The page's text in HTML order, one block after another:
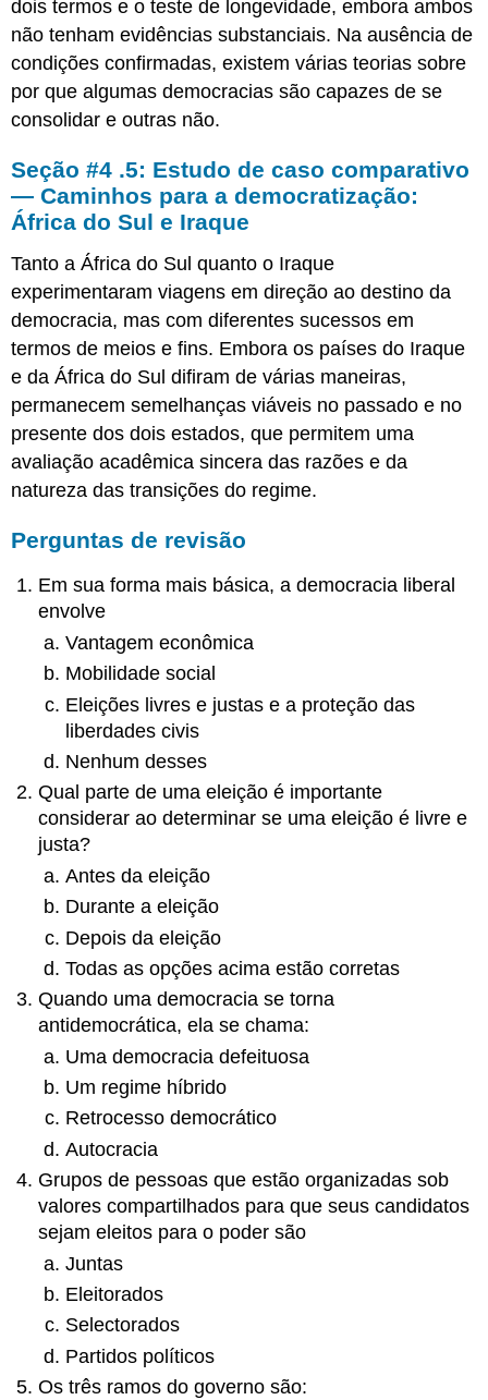
dois termos e o teste de longevidade, embora ambos
não tenham evidências substanciais. Na ausência de
condições confirmadas, existem várias teorias sobre
por que algumas democracias são capazes de se
consolidar e outras não.
Seção #4 .5: Estudo de caso comparativo
— Caminhos para a democratização:
África do Sul e Iraque
Tanto a África do Sul quanto o Iraque
experimentaram viagens em direção ao destino da
democracia, mas com diferentes sucessos em
termos de meios e fins. Embora os países do Iraque
e da África do Sul difiram de várias maneiras,
permanecem semelhanças viáveis no passado e no
presente dos dois estados, que permitem uma
avaliação acadêmica sincera das razões e da
natureza das transições do regime.
Perguntas de revisão
Em sua forma mais básica, a democracia liberal
envolve
Vantagem econômica
Mobilidade social
Eleições livres e justas e a proteção das
liberdades civis
Nenhum desses
Qual parte de uma eleição é importante
considerar ao determinar se uma eleição é livre e
justa?
Antes da eleição
Durante a eleição
Depois da eleição
Todas as opções acima estão corretas
Quando uma democracia se torna
antidemocrática, ela se chama:
Uma democracia defeituosa
Um regime híbrido
Retrocesso democrático
Autocracia
Grupos de pessoas que estão organizadas sob
valores compartilhados para que seus candidatos
sejam eleitos para o poder são
Juntas
Eleitorados
Selectorados
Partidos políticos
Os três ramos do governo são: